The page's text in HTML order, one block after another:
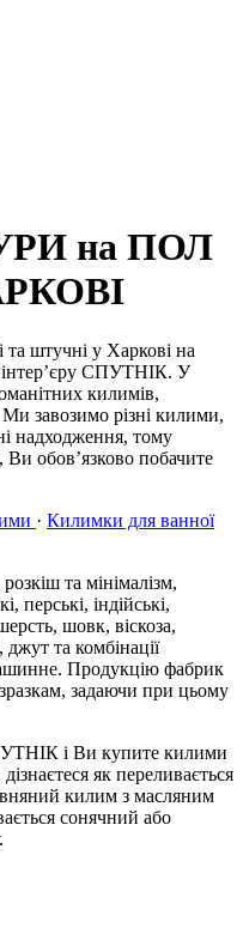
на ПОЛ
штучні у Харкові на
інтер’єру СПУТНІК. У
килимів,
завозимо різні килими,
надходження, тому
обов’язково побачите
· Килимки для ванної
та мінімалізм,
перські, індійські,
шовк, віскоза,
джут та комбінації
Продукцію фабрик
задаючи при цьому
і Ви купите килими
як переливається
килим з масляним
сонячний або